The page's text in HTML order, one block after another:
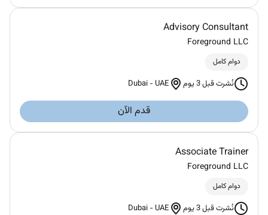
Advisory Consultant
Foreground LLC
دوام كامل
نُشرت قبل 3 يوم Dubai -UAE
قدم الآن
Associate Trainer
Foreground LLC
دوام كامل
نُشرت قبل 3 يوم Dubai -UAE